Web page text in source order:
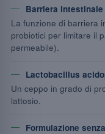
Barriera intestinale
La funzione di barriera
probiotici per limitare il
permeabile).
Lactobacillus
Un ceppo in grado di
lattosio.
Formulazione